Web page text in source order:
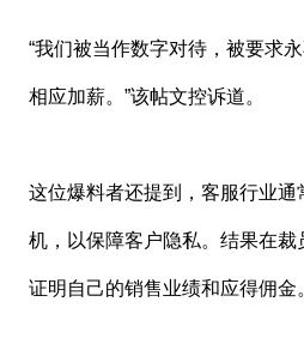
“我们被当作数字对待，被要求
相应加薪。”该帖文控诉道。
这位爆料者还提到，客服行业
机，以保障客户隐私。结果在
证明自己的销售业绩和应得佣金